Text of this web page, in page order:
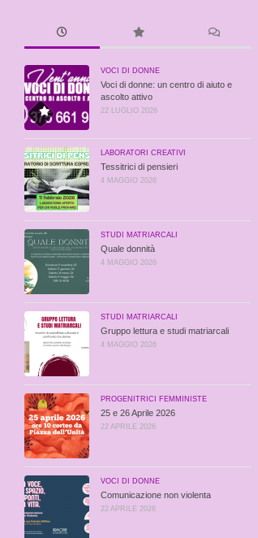
VOCI DI DONNE
Voci di donne: un centro di aiuto e
ascolto attivo
22 LUGLIO 2026
LABORATORI CREATIVI
Tessitrici di pensieri
4 MAGGIO 2026
STUDI MATRIARCALI
Quale donnità
4 MAGGIO 2026
STUDI MATRIARCALI
Gruppo lettura e studi matriarcali
4 MAGGIO 2026
PROGENITRICI FEMMINISTE
25 e 26 Aprile 2026
22 APRILE 2026
VOCI DI DONNE
Comunicazione non violenta
22 APRILE 2026